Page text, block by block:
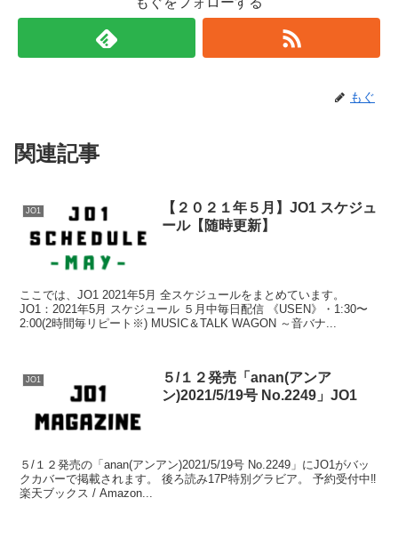
もぐ
関連記事
JO1
【２０２１年５月】JO1 スケジュ
ール【随時更新】
ここでは、JO1 2021年5月 全スケジュールをまとめています。
JO1：2021年5月 スケジュール ５月中毎日配信 《USEN》・1:30〜
2:00(2時間毎リピート※) MUSIC＆TALK WAGON ～音バナ...
JO1
５/１２発売「anan(アンア
ン)2021/5/19号 No.2249」JO1
５/１２発売の「anan(アンアン)2021/5/19号 No.2249」にJO1がバッ
クカバーで掲載されます。 後ろ読み17P特別グラビア。 予約受付中‼︎
楽天ブックス / Amazon...